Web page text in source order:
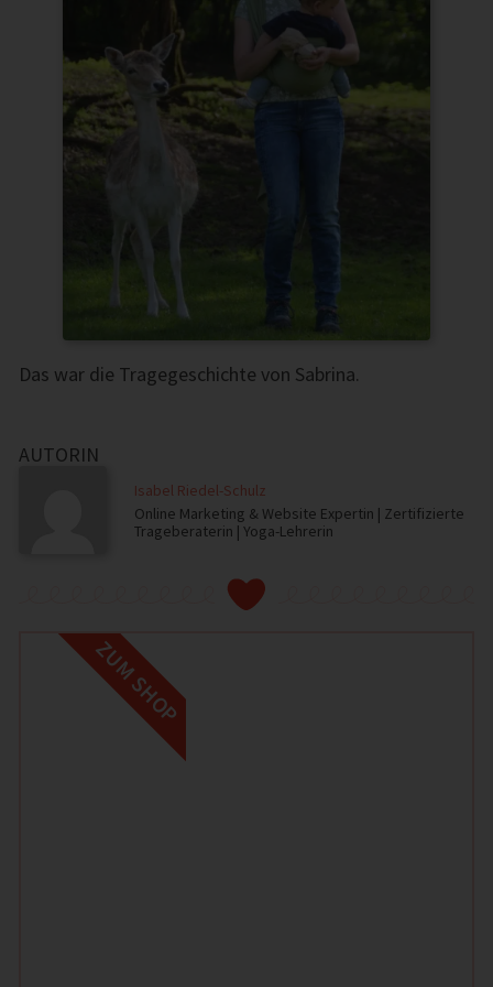
Das war die Tragegeschichte von Sabrina.
AUTORIN
Isabel Riedel-Schulz
Online Marketing & Website Expertin | Zertifizierte
Trageberaterin | Yoga-Lehrerin
ZUM SHOP